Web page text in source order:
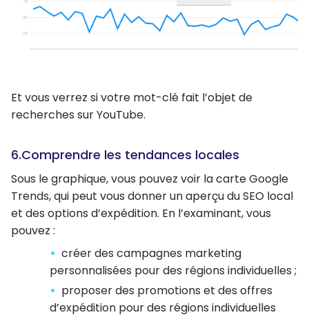
Et vous verrez si votre mot-clé fait l’objet de
recherches sur YouTube.
6.Comprendre les tendances locales
Sous le graphique, vous pouvez voir la carte Google
Trends, qui peut vous donner un aperçu du SEO local
et des options d’expédition. En l’examinant, vous
pouvez :
créer des campagnes marketing
personnalisées pour des régions individuelles ;
proposer des promotions et des offres
d’expédition pour des régions individuelles